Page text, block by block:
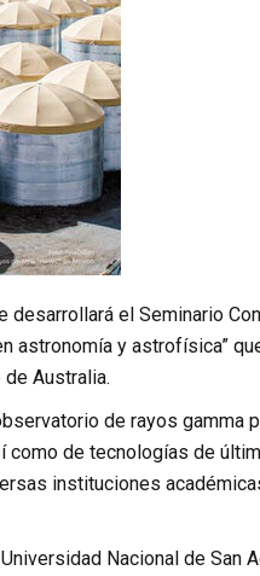
desarrollará el Seminario
astronomía y astrofísica”
de Australia.
de rayos gamma
de tecnologías de
instituciones
Nacional de San